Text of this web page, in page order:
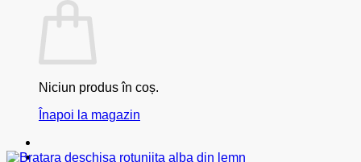
Niciun produs în coș.
Înapoi la magazin